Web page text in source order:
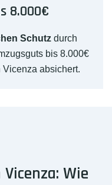
8.000€
Schutz durch
bis 8.000€
absichert.
Wie